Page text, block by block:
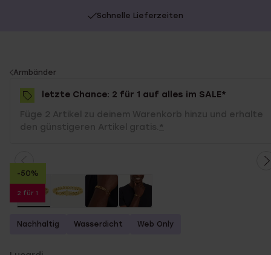
Schnelle Lieferzeiten
You
are
here:
Armbänder
letzte Chance: 2 für 1 auf alles im SALE*
Füge 2 Artikel zu deinem Warenkorb hinzu und erhalte
den günstigeren Artikel gratis. *
-50%
2 für 1
Nachhaltig Wasserdicht Web Only